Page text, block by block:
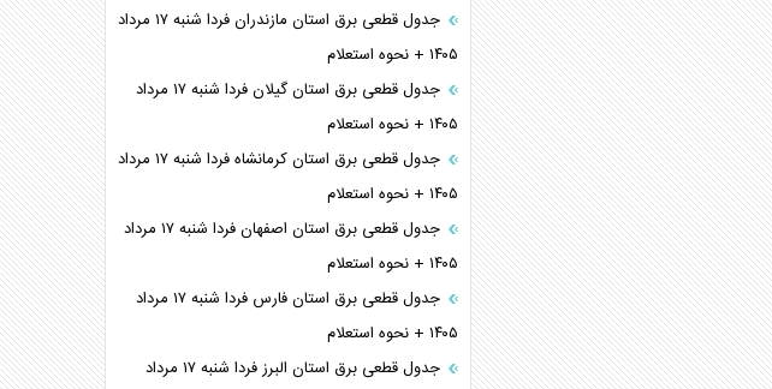
جدول قطعی برق استان مازندران فردا شنبه ۱۷ مرداد
۱۴۰۵ + نحوه استعلام
جدول قطعی برق استان گیلان فردا شنبه ۱۷ مرداد
۱۴۰۵ + نحوه استعلام
جدول قطعی برق استان کرمانشاه فردا شنبه ۱۷ مرداد
۱۴۰۵ + نحوه استعلام
جدول قطعی برق استان اصفهان فردا شنبه ۱۷ مرداد
۱۴۰۵ + نحوه استعلام
جدول قطعی برق استان فارس فردا شنبه ۱۷ مرداد
۱۴۰۵ + نحوه استعلام
جدول قطعی برق استان البرز فردا شنبه ۱۷ مرداد